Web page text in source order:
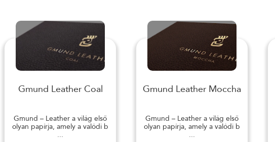
Gmund Leather Coal
Gmund – Leather a világ első
olyan papírja, amely a valódi b
...
Gmund Leather Moccha
Gmund – Leather a világ első
olyan papírja, amely a valódi b
...